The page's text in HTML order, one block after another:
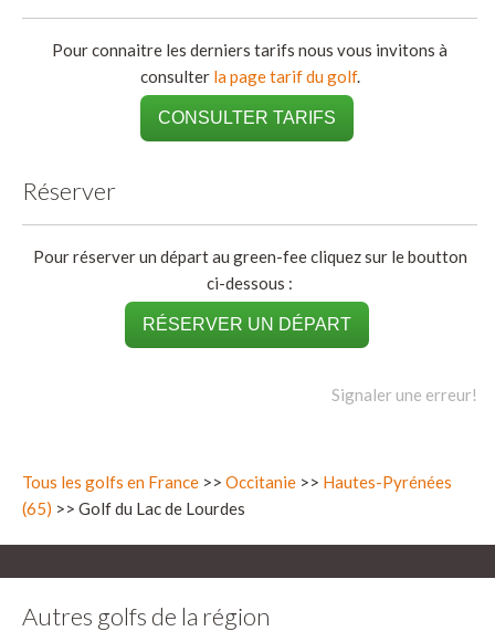
Pour connaitre les derniers tarifs nous vous invitons à
consulter la page tarif du golf.
CONSULTER TARIFS
Réserver
Pour réserver un départ au green-fee cliquez sur le boutton
ci-dessous :
RÉSERVER UN DÉPART
Signaler une erreur!
Tous les golfs en France >> Occitanie >> Hautes-Pyrénées
(65) >> Golf du Lac de Lourdes
Autres golfs de la région